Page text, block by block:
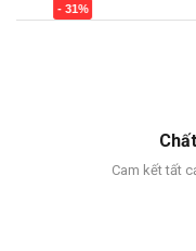
- 31%
Cam kết tất